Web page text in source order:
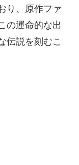
り、原作ファ
の運命的な出
伝説を刻むこ